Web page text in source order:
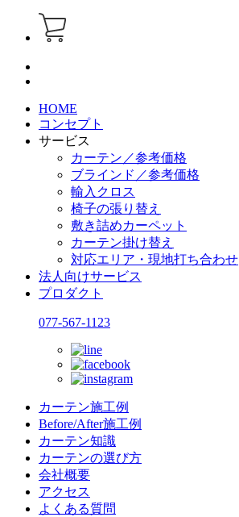
HOME
コンセプト
サービス
カーテン／参考価格
ブラインド／参考価格
輸入クロス
椅子の張り替え
敷き詰めカーペット
カーテン掛け替え
対応エリア・現地打ち合わせ
法人向けサービス
プロダクト
077-567-1123
カーテン施工例
Before/After施工例
カーテン知識
カーテンの選び方
会社概要
アクセス
よくある質問